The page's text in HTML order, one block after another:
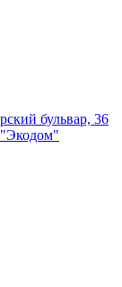
бульвар, 36